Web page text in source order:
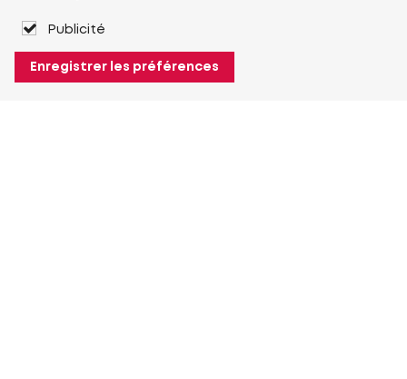
Publicité
Enregistrer les préférences